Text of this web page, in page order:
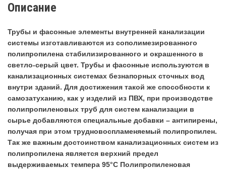
Описание
Трубы и фасонные элементы внутренней канализации
системы изготавливаются из сополимезированного
полипропилена стабилизированного и окрашенного в
светло-серый цвет. Трубы и фасонные используются в
канализационных системах безнапорных сточных вод
внутри зданий. Для достижения такой же способности к
самозатуханию, как у изделий из ПВХ, при производстве
полипропиленовых труб для систем канализации в
сырье добавляются специальные добавки – антипирены,
получая при этом трудновоспламеняемый полипропилен.
Так же важным достоинством канализационных систем из
полипропилена является верхний предел
выдерживаемых темпера 95°С Полипропиленовая